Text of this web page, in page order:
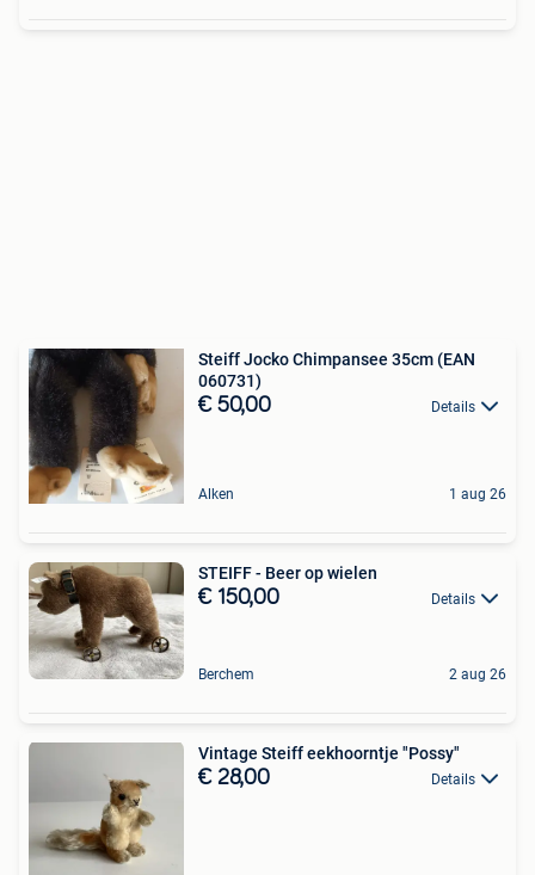
Steiff Jocko Chimpansee 35cm (EAN
060731)
€ 50,00 Details
Alken 1 aug 26
STEIFF - Beer op wielen
€ 150,00 Details
Berchem 2 aug 26
Vintage Steiff eekhoorntje "Possy"
€ 28,00 Details